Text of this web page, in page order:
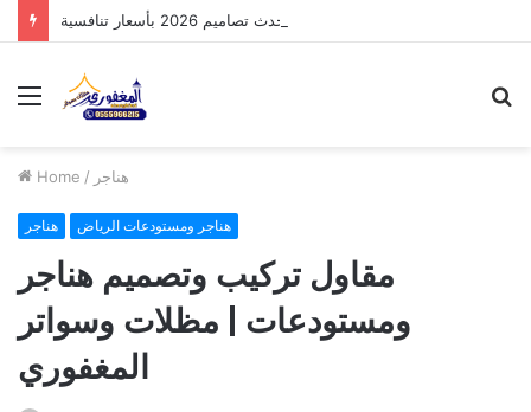
مظلات الدرعية بالرياض: أحدث تصاميم 2026 بأسعار تنافسية
Menu
Home / هناجر
هناجر هناجر ومستودعات الرياض
مقاول تركيب وتصميم هناجر
ومستودعات | مظلات وسواتر
المغفوري